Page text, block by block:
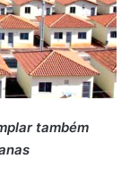
também